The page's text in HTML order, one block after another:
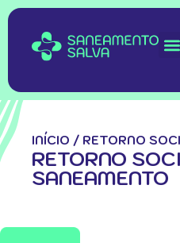
INÍCIO / RETORNO
RETORNO
SANEAMENTO